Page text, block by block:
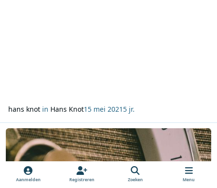
hans knotin Hans Knot15 mei 2021 5 jr.
Lees meer over Column Hans Knot - 8 mei 2021
Aanmelden Registreren Zoeken Menu